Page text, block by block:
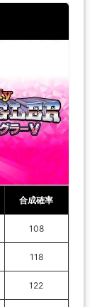
合成確率
108
118
122